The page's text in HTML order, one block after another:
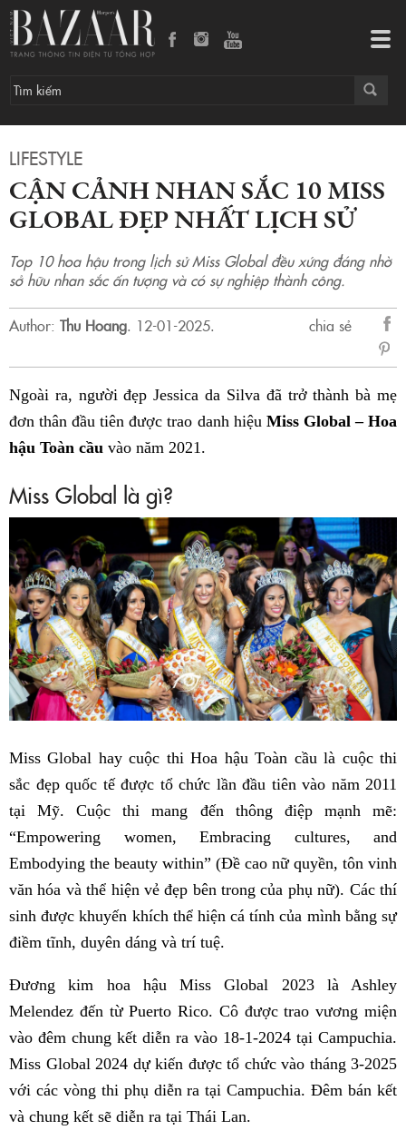
LIFESTYLE
CẬN CẢNH NHAN SẮC 10 MISS
GLOBAL ĐẸP NHẤT LỊCH SỬ
Top 10 hoa hậu trong lịch sử Miss Global đều xứng đáng nhờ
sở hữu nhan sắc ấn tượng và có sự nghiệp thành công.
Author: Thu Hoang. 12-01-2025.
chia sẻ
sẻ
Ngoài ra, người đẹp Jessica da Silva đã trở thành bà mẹ
đơn thân đầu tiên được trao danh hiệu Miss Global – Hoa
hậu Toàn cầu vào năm 2021.
Miss Global là gì?
Miss Global hay cuộc thi Hoa hậu Toàn cầu là cuộc thi
sắc đẹp quốc tế được tổ chức lần đầu tiên vào năm 2011
tại Mỹ. Cuộc thi mang đến thông điệp mạnh mẽ:
“Empowering women, Embracing cultures, and
Embodying the beauty within” (Đề cao nữ quyền, tôn vinh
văn hóa và thể hiện vẻ đẹp bên trong của phụ nữ). Các thí
sinh được khuyến khích thể hiện cá tính của mình bằng sự
điềm tĩnh, duyên dáng và trí tuệ.
Đương kim hoa hậu Miss Global 2023 là Ashley
Melendez đến từ Puerto Rico. Cô được trao vương miện
vào đêm chung kết diễn ra vào 18-1-2024 tại Campuchia.
Miss Global 2024 dự kiến được tổ chức vào tháng 3-2025
với các vòng thi phụ diễn ra tại Campuchia. Đêm bán kết
và chung kết sẽ diễn ra tại Thái Lan.
Cận cảnh nhan sắc 10 Miss Global đẹp nhất lịch sử